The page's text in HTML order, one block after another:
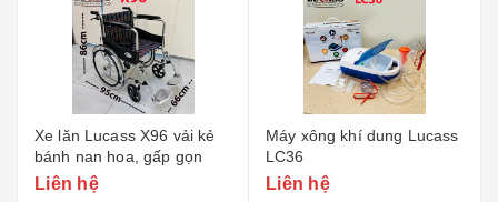
Xe lăn Lucass X96 vải kẻ
bánh nan hoa, gấp gọn
Liên hệ
Máy xông khí dung Lucass
LC36
Liên hệ